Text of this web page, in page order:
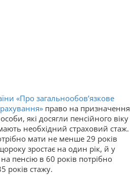
«Про загальнообов’язкове
право на призначення
які досягли пенсійного віку
необхідний страховий стаж.
мати не менше 29 років
зростає на один рік, й у
пенсію в 60 років потрібно
років стажу.